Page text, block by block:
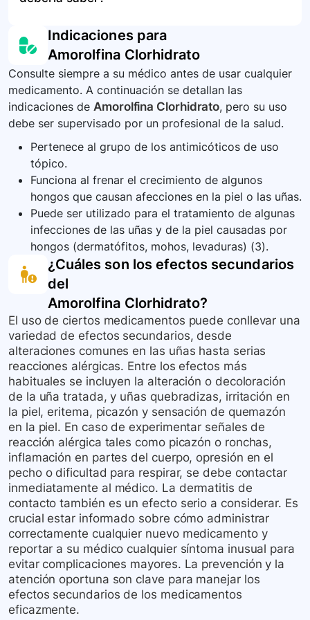
urgencia o contacte a un centro de control de
adecuadas.
exactamente como se indica y por el tiempo
completo recomendado, incluso si los síntomas
mejoran antes. Las infecciones por hongos
pueden ser contagiosas, por lo que se deben
seguir las instrucciones para prevenir la
propagación de la infección.
Indicaciones para
Amorolfina Clorhidrato
Consulte siempre a su médico antes de usar cualquier
medicamento. A continuación se detallan las
indicaciones de Amorolfina Clorhidrato, pero su uso
debe ser supervisado por un profesional de la salud.
Pertenece al grupo de los antimicóticos de uso
tópico.
Funciona al frenar el crecimiento de algunos
hongos que causan afecciones en la piel o las uñas.
Puede ser utilizado para el tratamiento de algunas
infecciones de las uñas y de la piel causadas por
hongos (dermatófitos, mohos, levaduras) (3).
¿Cuáles son los efectos secundarios
del
Amorolfina Clorhidrato?
El uso de ciertos medicamentos puede conllevar una
variedad de efectos secundarios, desde
alteraciones comunes en las uñas hasta serias
reacciones alérgicas. Entre los efectos más
habituales se incluyen la alteración o decoloración
de la uña tratada, y uñas quebradizas, irritación en
la piel, eritema, picazón y sensación de quemazón
en la piel. En caso de experimentar señales de
reacción alérgica tales como picazón o ronchas,
inflamación en partes del cuerpo, opresión en el
pecho o dificultad para respirar, se debe contactar
inmediatamente al médico. La dermatitis de
contacto también es un efecto serio a considerar. Es
crucial estar informado sobre cómo administrar
correctamente cualquier nuevo medicamento y
reportar a su médico cualquier síntoma inusual para
evitar complicaciones mayores. La prevención y la
atención oportuna son clave para manejar los
efectos secundarios de los medicamentos
eficazmente.